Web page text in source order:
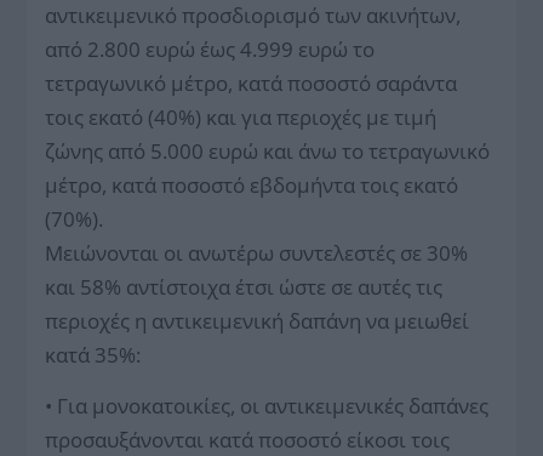
αντικειμενικό προσδιορισμό των ακινήτων,
από 2.800 ευρώ έως 4.999 ευρώ το
τετραγωνικό μέτρο, κατά ποσοστό σαράντα
τοις εκατό (40%) και για περιοχές με τιμή
ζώνης από 5.000 ευρώ και άνω το τετραγωνικό
μέτρο, κατά ποσοστό εβδομήντα τοις εκατό
(70%).
Μειώνονται οι ανωτέρω συντελεστές σε 30%
και 58% αντίστοιχα έτσι ώστε σε αυτές τις
περιοχές η αντικειμενική δαπάνη να μειωθεί
κατά 35%:
• Για μονοκατοικίες, οι αντικειμενικές δαπάνες
προσαυξάνονται κατά ποσοστό είκοσι τοις